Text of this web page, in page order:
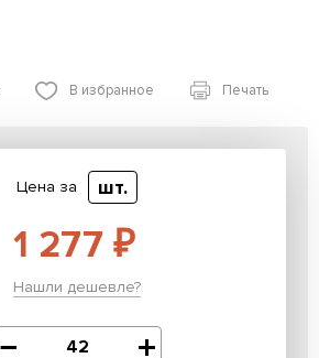
В избранное Печать
Цена за шт.
1 277 ₽
Нашли дешевле?